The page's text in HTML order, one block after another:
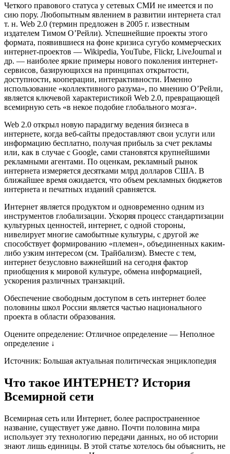
Четкого правового статуса у сетевых СМИ не имеется и по
сию пору. Любопытным явлением в развитии интернета стал
т. н. Web 2.0 (термин предложен в 2005 г. известным
издателем Тимом О’Рейли). Успешнейшие проекты этого
формата, появившиеся на фоне кризиса сугубо коммерческих
интернет-проектов — Wikipedia, YouTube, Flickr, LiveJournal и
др. — наиболее яркие примеры нового поколения интернет-
сервисов, базирующихся на принципах открытости,
доступности, кооперации, интерактивности. Именно
использование «коллективного разума», по мнению О’Рейли,
является ключевой характеристикой Web 2.0, превращающей
всемирную сеть «в некое подобие глобального мозга».
Web 2.0 открыл новую парадигму ведения бизнеса в
интернете, когда веб-сайты предоставляют свои услуги или
информацию бесплатно, получая прибыль за счет рекламы
или, как в случае с Google, сами становятся крупнейшими
рекламными агентами. По оценкам, рекламный рынок
интернета измеряется десятками млрд долларов США. В
ближайшее время ожидается, что объем рекламных бюджетов
интернета и печатных изданий сравняется.
Интернет является продуктом и одновременно одним из
инструментов глобализации. Ускоряя процесс стандартизации
культурных ценностей, интернет, с одной стороны,
нивелирует многие самобытные культуры, с другой же
способствует формированию «племен», объединенных каким-
либо узким интересом (см. Трайбализм). Вместе с тем,
интернет безусловно важнейший на сегодня фактор
приобщения к мировой культуре, обмена информацией,
ускорения различных транзакций.
Обеспечение свободным доступом в сеть интернет более
половины школ России является частью национального
проекта в области образования.
Оцените определение: Отличное определение — Неполное
определение ↓
Источник: Большая актуальная политическая энциклопедия
Что такое ИНТЕРНЕТ? История
Всемирной сети
Всемирная сеть или Интернет, более распространенное
название, существует уже давно. Почти половина мира
использует эту технологию передачи данных, но об истории
знают лишь единицы. В этой статье хотелось бы объяснить, не